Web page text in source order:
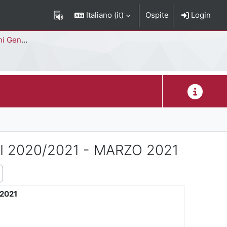
Italiano ‎(it)‎ Ospite Login
di Studi
2020/2021 - MARZO 2021